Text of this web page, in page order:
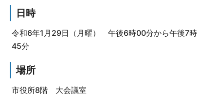
日時
令和6年1月29日（月曜） 午後6時00分から午後7時
45分
場所
市役所8階 大会議室